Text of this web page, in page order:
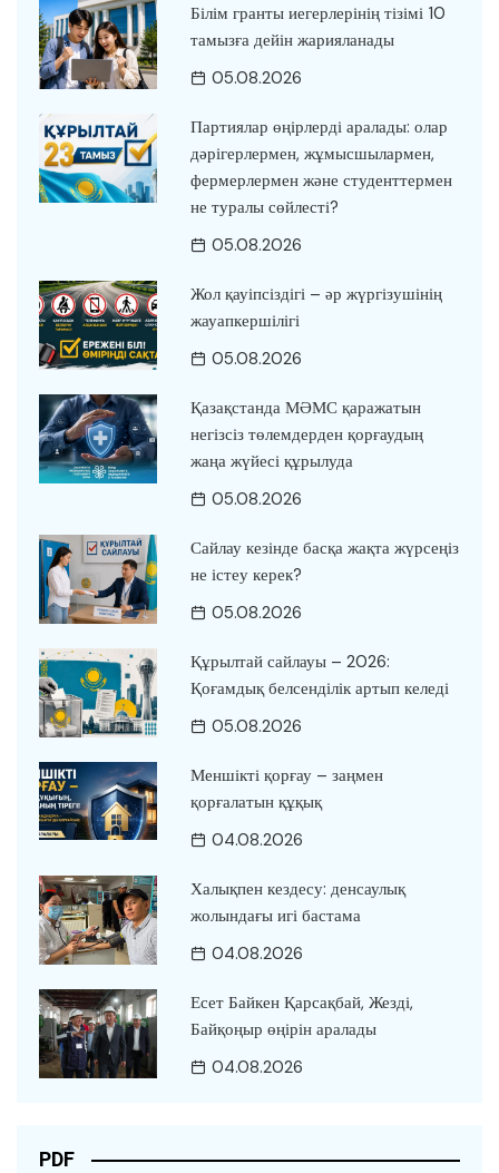
Білім гранты иегерлерінің тізімі 10
тамызға дейін жарияланады
05.08.2026
Партиялар өңірлерді аралады: олар
дәрігерлермен, жұмысшылармен,
фермерлермен және студенттермен
не туралы сөйлесті?
05.08.2026
Жол қауіпсіздігі – әр жүргізушінің
жауапкершілігі
05.08.2026
Қазақстанда МӘМС қаражатын
негізсіз төлемдерден қорғаудың
жаңа жүйесі құрылуда
05.08.2026
Сайлау кезінде басқа жақта жүрсеңіз
не істеу керек?
05.08.2026
Құрылтай сайлауы – 2026:
Қоғамдық белсенділік артып келеді
05.08.2026
Меншікті қорғау – заңмен
қорғалатын құқық
04.08.2026
Халықпен кездесу: денсаулық
жолындағы игі бастама
04.08.2026
Есет Байкен Қарсақбай, Жезді,
Байқоңыр өңірін аралады
04.08.2026
PDF